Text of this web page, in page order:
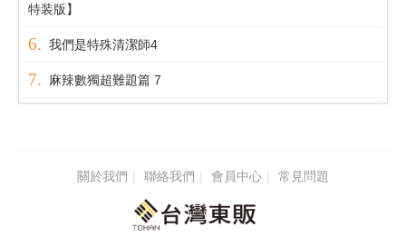
特装版】
我們是特殊清潔師4
麻辣數獨超難題篇 7
關於我們 聯絡我們 會員中心 常見問題